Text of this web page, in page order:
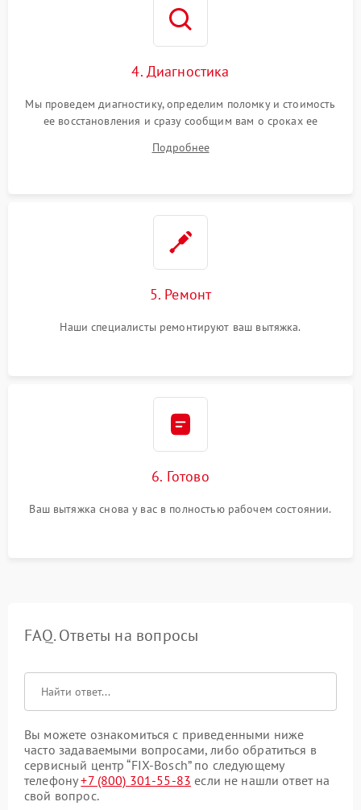
4. Диагностика
Мы проведем диагностику, определим поломку и стоимость
ее восстановления и сразу сообщим вам о сроках ее
Подробнее
5. Ремонт
Наши специалисты ремонтируют ваш вытяжка.
6. Готово
Ваш вытяжка снова у вас в полностью рабочем состоянии.
FAQ. Ответы на вопросы
Вы можете ознакомиться с приведенными ниже
часто задаваемыми вопросами, либо обратиться в
сервисный центр “FIX-Bosch” по следующему
телефону+7 (800) 301-55-83 если не нашли ответ на
свой вопрос.